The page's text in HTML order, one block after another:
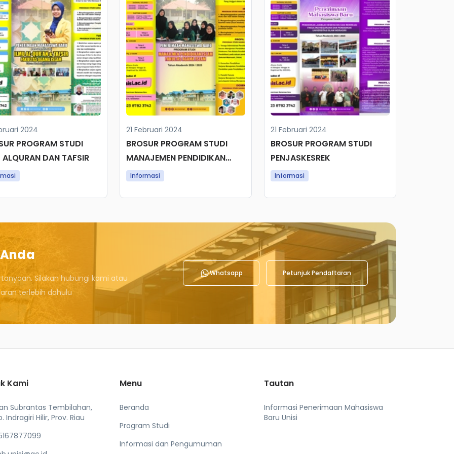
2024
PROGRAM STUDI
ALQURAN DAN TAFSIR
21 Februari 2024
BROSUR PROGRAM STUDI
MANAJEMEN PENDIDIKAN
ISLAM
Informasi
21 Februari 2024
BROSUR PROGRAM STUDI
PENJASKESREK
Informasi
Silakan hubungi kami atau
terlebih dahulu
Whatsapp Petunjuk Pendaftaran
Kami
Subrantas Tembilahan,
Indragiri Hilir, Prov. Riau
Menu
Beranda
Program Studi
Informasi dan Pengumuman
Tautan
Informasi Penerimaan Mahasiswa
Baru Unisi